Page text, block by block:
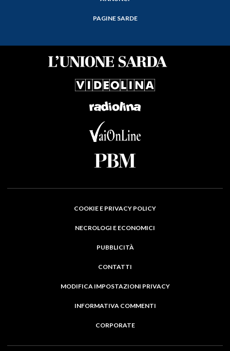
PAGINE SARDE
COOKIE E PRIVACY POLICY
NECROLOGI E ECONOMICI
PUBBLICITÀ
CONTATTI
MODIFICA IMPOSTAZIONI PRIVACY
INFORMATIVA COMMENTI
CORPORATE